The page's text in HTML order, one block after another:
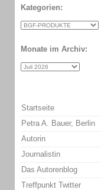
Kategorien:
Monate im Archiv:
Startseite
Petra A. Bauer, Berlin
Autorin
Journalistin
Das Autorenblog
Treffpunkt Twitter